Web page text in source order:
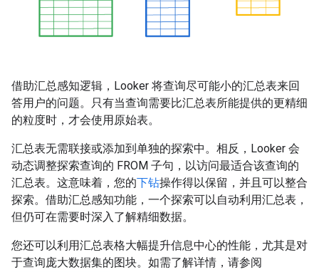
借助汇总感知逻辑，Looker 将查询尽可能小的汇总表来回
答用户的问题。只有当查询需要比汇总表所能提供的更精细
的粒度时，才会使用原始表。
汇总表无需联接或添加到单独的探索中。相反，Looker 会
动态调整探索查询的 FROM 子句，以访问最适合该查询的
汇总表。这意味着，您的下钻操作得以保留，并且可以整合
探索。借助汇总感知功能，一个探索可以自动利用汇总表，
但仍可在需要时深入了解精细数据。
您还可以利用汇总表格大幅提升信息中心的性能，尤其是对
于查询庞大数据集的图块。如需了解详情，请参阅